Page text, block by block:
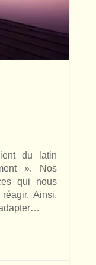
du latin
». Nos
qui nous
Ainsi,